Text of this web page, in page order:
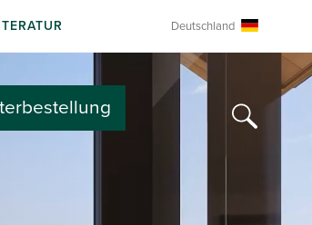
Deutschland